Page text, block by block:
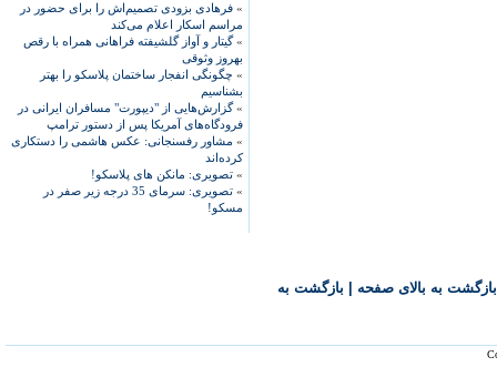
» فرهادی بزودی تصمیم‌اش را برای حضور در
مراسم اسکار اعلام می‌کند
»گیتار و آواز گلشیفته فراهانی همراه با رقص
بهروز وثوقی
» چگونگی انفجار ساختمان پلاسکو را بهتر
بشناسیم
»گزارش‌هایی از "دیپورت" مسافران ایرانی در
فرودگاه‌های آمریکا پس از دستور ترامپ
» مشاور رفسنجانی: عکس هاشمی را دستکاری
کرده‌اند
» تصویری: مانکن های پلاسکو!
»
تصویری: سرمای 35 درجه زیر صفر در
مسکو!
بازگشت به بالای صفحه بازگشت به